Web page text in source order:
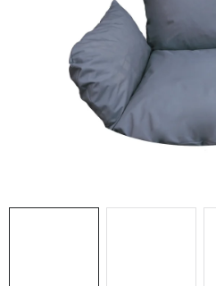
ZÁHRADNÝ NÁBYTOK
TV STOLÍKY
STOJANY A REGÁLY